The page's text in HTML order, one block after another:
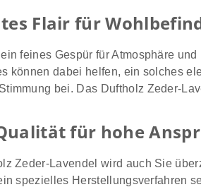
Flair für
feines Gespür für Atmosphäre
können dabei helfen, ein solches
bei. Das Duftholz Zeder-
für hohe
Zeder-Lavendel wird auch Sie
spezielles Herstellungsverfahren